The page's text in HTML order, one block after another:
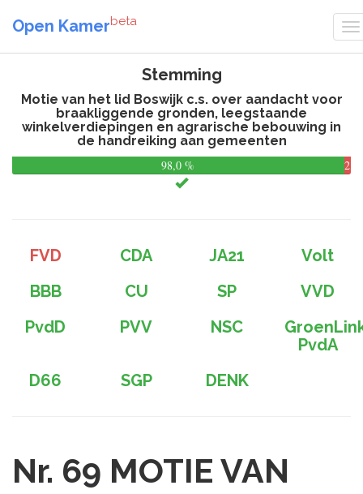
Open Kamerbeta
Stemming
Motie van het lid Boswijk c.s. over aandacht voor
braakliggende gronden, leegstaande
winkelverdiepingen en agrarische bebouwing in
de handreiking aan gemeenten
98,0 %
2,0
FVD CDA JA21
Volt
BBB
CU SP
VVD
PvdD
PVV NSC
PvdA
D66
SGP DENK
Nr. 69 MOTIE VAN